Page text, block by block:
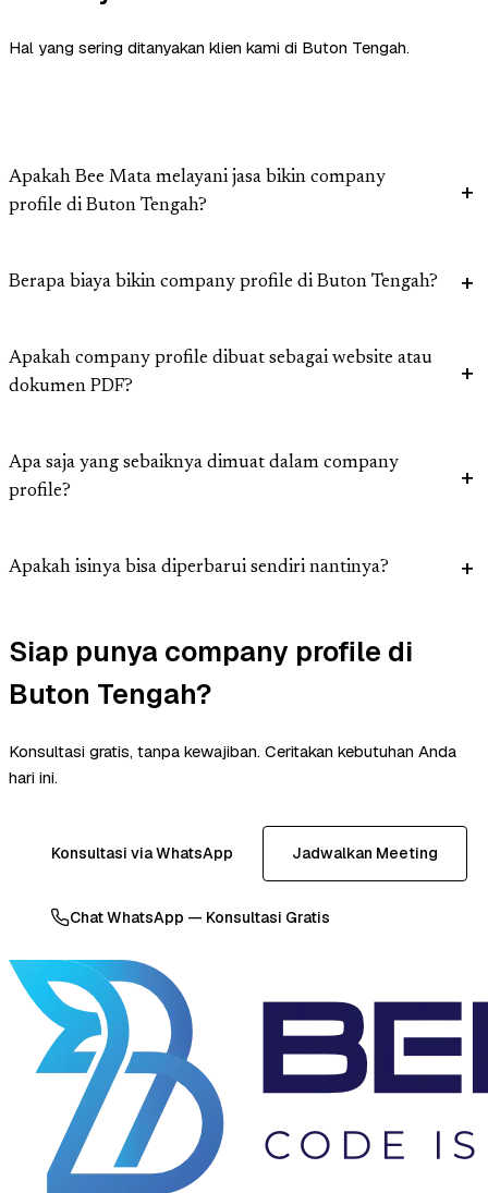
Hal yang sering ditanyakan klien kami di Buton Tengah.
Apakah Bee Mata melayani jasa bikin company
profile di Buton Tengah?
Berapa biaya bikin company profile di Buton Tengah?
Apakah company profile dibuat sebagai website atau
dokumen PDF?
Apa saja yang sebaiknya dimuat dalam company
profile?
Apakah isinya bisa diperbarui sendiri nantinya?
Siap punya company profile di
Buton Tengah?
Konsultasi gratis, tanpa kewajiban. Ceritakan kebutuhan Anda
hari ini.
Konsultasi via WhatsApp Jadwalkan Meeting
Chat WhatsApp — Konsultasi Gratis